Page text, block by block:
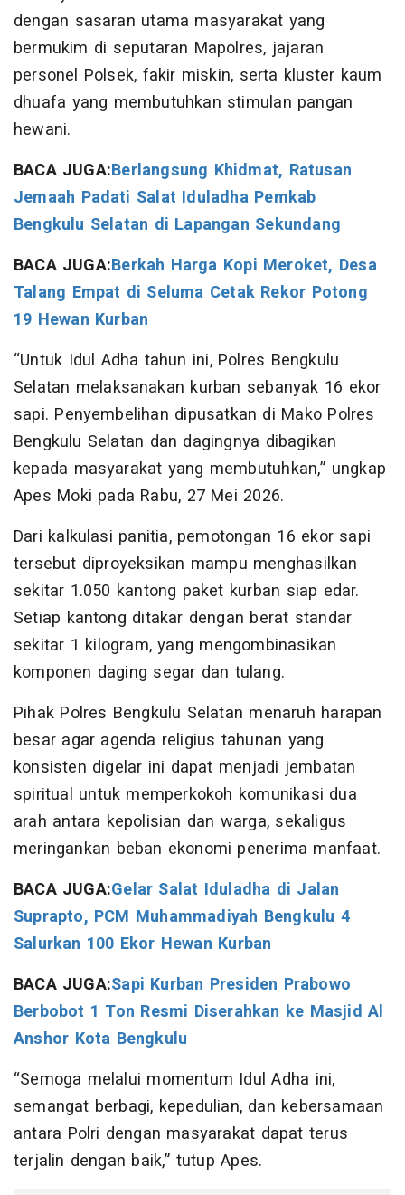
dengan sasaran utama masyarakat yang
bermukim di seputaran Mapolres, jajaran
personel Polsek, fakir miskin, serta kluster kaum
dhuafa yang membutuhkan stimulan pangan
hewani.
BACA JUGA:Berlangsung Khidmat, Ratusan
Jemaah Padati Salat Iduladha Pemkab
Bengkulu Selatan di Lapangan Sekundang
BACA JUGA:Berkah Harga Kopi Meroket, Desa
Talang Empat di Seluma Cetak Rekor Potong
19 Hewan Kurban
“Untuk Idul Adha tahun ini, Polres Bengkulu
Selatan melaksanakan kurban sebanyak 16 ekor
sapi. Penyembelihan dipusatkan di Mako Polres
Bengkulu Selatan dan dagingnya dibagikan
kepada masyarakat yang membutuhkan,” ungkap
Apes Moki pada Rabu, 27 Mei 2026.
Dari kalkulasi panitia, pemotongan 16 ekor sapi
tersebut diproyeksikan mampu menghasilkan
sekitar 1.050 kantong paket kurban siap edar.
Setiap kantong ditakar dengan berat standar
sekitar 1 kilogram, yang mengombinasikan
komponen daging segar dan tulang.
Pihak Polres Bengkulu Selatan menaruh harapan
besar agar agenda religius tahunan yang
konsisten digelar ini dapat menjadi jembatan
spiritual untuk memperkokoh komunikasi dua
arah antara kepolisian dan warga, sekaligus
meringankan beban ekonomi penerima manfaat.
BACA JUGA:Gelar Salat Iduladha di Jalan
Suprapto, PCM Muhammadiyah Bengkulu 4
Salurkan 100 Ekor Hewan Kurban
BACA JUGA:Sapi Kurban Presiden Prabowo
Berbobot 1 Ton Resmi Diserahkan ke Masjid Al
Anshor Kota Bengkulu
“Semoga melalui momentum Idul Adha ini,
semangat berbagi, kepedulian, dan kebersamaan
antara Polri dengan masyarakat dapat terus
terjalin dengan baik,” tutup Apes.